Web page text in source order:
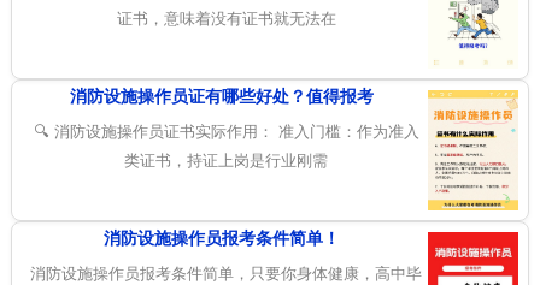
证书，意味着没有证书就无法在
消防设施操作员证有哪些好处？值得报考
🔍 消防设施操作员证书实际作用： 准入门槛：作为准入
类证书，持证上岗是行业刚需
消防设施操作员报考条件简单！
消防设施操作员报考条件简单，只要你身体健康，高中毕